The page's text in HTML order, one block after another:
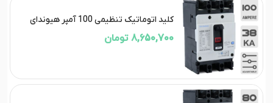
کلید اتوماتیک تنظیمی 100 آمپر هیوندای
8,650,700 تومان